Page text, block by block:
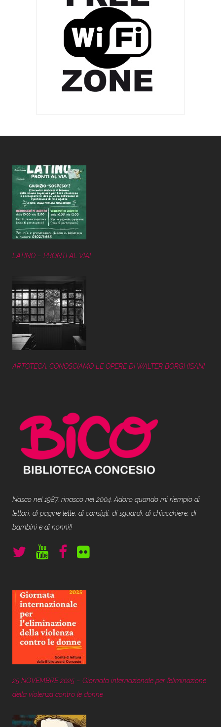
LATINO – PRONTI AL VIA!
ARTOTECA: CONOSCIAMO LE OPERE DI WALTER BORGHISANI
Nasco nel 1987, rinasco nel 2004. Adoro quando mi riempio di
lettori, di pagine lette, di consigli, di sguardi, di chiacchiere, di
bambini e di nonni!!
25 NOVEMBRE 2025 – Giornata internazionale per l’eliminazione
della violenza contro le donne